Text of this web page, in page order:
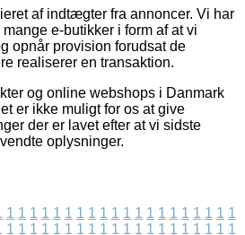
af indtægter fra annoncer. Vi har
e-butikker i form af at vi
opnår provision forudsat de
realiserer en transaktion.
og online webshops i Danmark
er ikke muligt for os at give
der er lavet efter at vi sidste
oplysninger.
1 1 1 1 1 1 1 1 1 1 1 1 1 1 1 1 1 1 1 1
1 1 1 1 1 1 1 1 1 1 1 1 1 1 1 1 1 1 1 1